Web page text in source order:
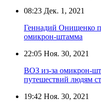
08:23 Дек. 1, 2021
Геннадий Онищенко
омикрон-штамма
22:05 Ноя. 30, 2021
ВОЗ из-за омикрон-
путешествий людям
19:42 Ноя. 30, 2021